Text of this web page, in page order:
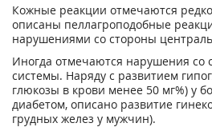
Кожные реакции отмечаются
описаны пеллагроподобные
нарушениями со стороны
Иногда отмечаются нарушения со
системы. Наряду с развитием
глюкозы в крови менее 50 мг%) у
диабетом, описано развитие
грудных желез у мужчин).